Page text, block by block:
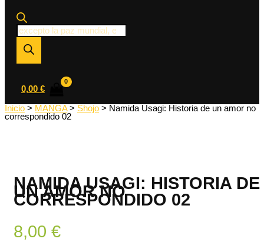
Búsqueda
de
productos
0,00 €
Inicio > MANGA> Shojo > Namida Usagi: Historia de un amor no
correspondido 02
NAMIDA USAGI: HISTORIA DE
UN AMOR NO
CORRESPONDIDO 02
8,00 €